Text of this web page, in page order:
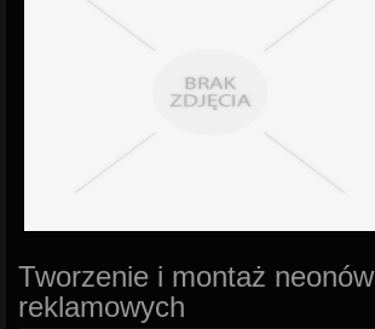
Tworzenie i montaż neonów
reklamowych